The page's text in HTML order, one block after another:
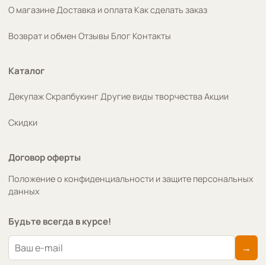
О магазинеДоставка и оплата Как сделать заказ
Возврат и обмен Отзывы Блог Контакты
Каталог
ДекупажСкрапбукингДругие виды творчества Акции
Скидки
Договор оферты
Положение о конфиденциальности и защите персональных
данных
Будьте всегда в курсе!
→